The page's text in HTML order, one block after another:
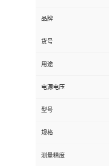
品牌
货号
用途
电源电压
型号
规格
测量精度